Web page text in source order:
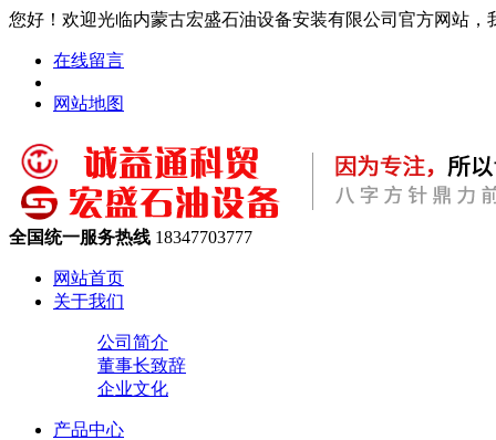
您好！欢迎光临内蒙古宏盛石油设备安装有限公司官方网站，
在线留言
网站地图
全国统一服务热线 18347703777
网站首页
关于我们
公司简介
董事长致辞
企业文化
产品中心